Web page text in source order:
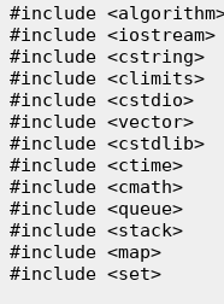
#include
#include <iostream>
#include <cstring>
#include <climits>
#include <cstdio>
#include <vector>
#include <cstdlib>
#include <ctime>
#include <cmath>
#include <queue>
#include <stack>
#include <map>
#include <set>